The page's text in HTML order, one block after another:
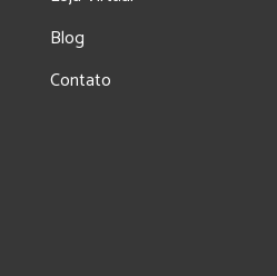
Blog
Contato